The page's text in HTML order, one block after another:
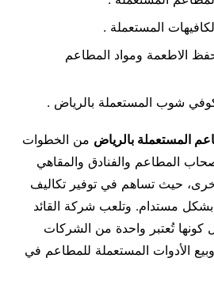
المستعملة .
الاطعمة ومواد المطاعم
شوب المستعملة بالرياض .
المستعملة بالرياض من الخطوات
المطاعم والفنادق والمقاهي
حيث تساهم في توفير تكاليف
بشكل مستدام. وتلعب شركة القائد
كونها تُعتبر واحدة من الشركات
الأدوات المستعملة للمطاعم في